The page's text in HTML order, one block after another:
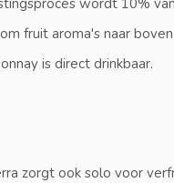
fruit aroma's naar
is direct drinkbaar.
zorgt ook solo voor